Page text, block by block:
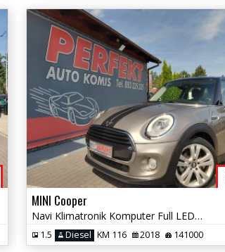
MINI Cooper
Navi Klimatronik Komputer Full LED PDC
1.5 Diesel KM 116 2018 141000